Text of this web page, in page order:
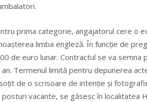
prima categorie, angajatorul cere o
limba engleză. În funcţie de
de euro lunar. Contractul se va semna
Termenul limită pentru depunerea
de o scrisoare de intenţie şi
posturi vacante, se găsesc în localitatea